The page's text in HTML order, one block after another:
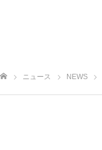
ニュース NEWS